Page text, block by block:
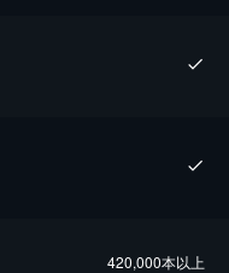
420,000本以上